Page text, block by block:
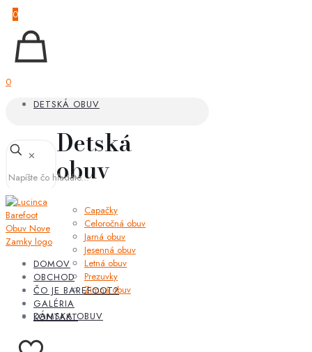
0
0
DETSKÁ OBUV
Detská
obuv
Capačky
Celoročná obuv
Jarná obuv
Jesenná obuv
Letná obuv
Prezuvky
Zimná obuv
DÁMSKA OBUV
✕
DOMOV
OBCHOD
ČO JE BAREFOOT?
GALÉRIA
KONTAKT